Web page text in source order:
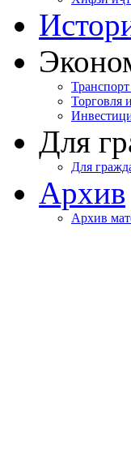
Транспорт
Торговля
Для
Для
Архив
Архив